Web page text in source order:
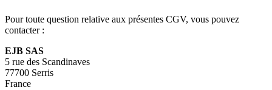
Pour toute question relative aux présentes CGV, vous pouvez
contacter :
EJB SAS
5 rue des Scandinaves
77700 Serris
France